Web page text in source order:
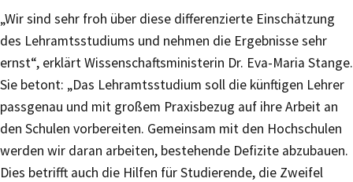
„Wir sind sehr froh über diese differenzierte Einschätzung
des Lehramtsstudiums und nehmen die Ergebnisse sehr
ernst“, erklärt Wissenschaftsministerin Dr. Eva-Maria Stange.
Sie betont: „Das Lehramtsstudium soll die künftigen Lehrer
passgenau und mit großem Praxisbezug auf ihre Arbeit an
den Schulen vorbereiten. Gemeinsam mit den Hochschulen
werden wir daran arbeiten, bestehende Defizite abzubauen.
Dies betrifft auch die Hilfen für Studierende, die Zweifel